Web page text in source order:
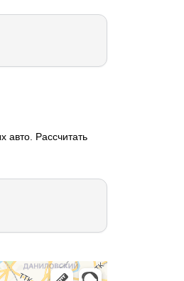
авто. Рассчитать